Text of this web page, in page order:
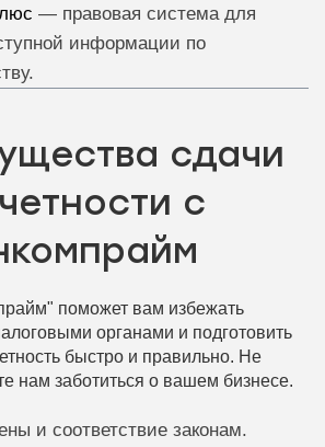
— правовая система для
информации по
сдачи
с
поможет вам избежать
органами и подготовить
быстро и правильно. Не
нам заботиться о вашем бизнесе.
и соответствие законам.